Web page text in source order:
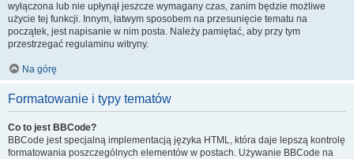
wyłączona lub nie upłynął jeszcze wymagany czas, zanim będzie możliwe
użycie tej funkcji. Innym, łatwym sposobem na przesunięcie tematu na
początek, jest napisanie w nim posta. Należy pamiętać, aby przy tym
przestrzegać regulaminu witryny.
Na górę
Formatowanie i typy tematów
Co to jest BBCode?
BBCode jest specjalną implementacją języka HTML, która daje lepszą kontrolę
formatowania poszczególnych elementów w postach. Używanie BBCode na